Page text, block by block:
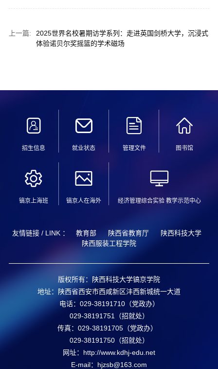
上一篇:
2025世界名校暑期访学系列：走进英国剑桥大学，沉浸式
体验诺贝尔奖摇篮的学术磁场
招生信息 就业状态 管理文件 图书馆
镐京上海班 镐京人在海外 经济管理综合实验 教学示范中心
友情链接 / LINK ： 教育部 陕西省教育厅
陕西科技大学
陕西服装工程学院
版权所有：陕西科技大学镐京学院
地址：陕西省西安市西咸新区沣西新城统一大道
电话：029-38191710（党政办）
029-38191751（招就处）
传真：029-38191705（党政办）
029-38191750（招就处）
网址：http://www.kdhj-edu.net
E-mail：hjzsb@163.com